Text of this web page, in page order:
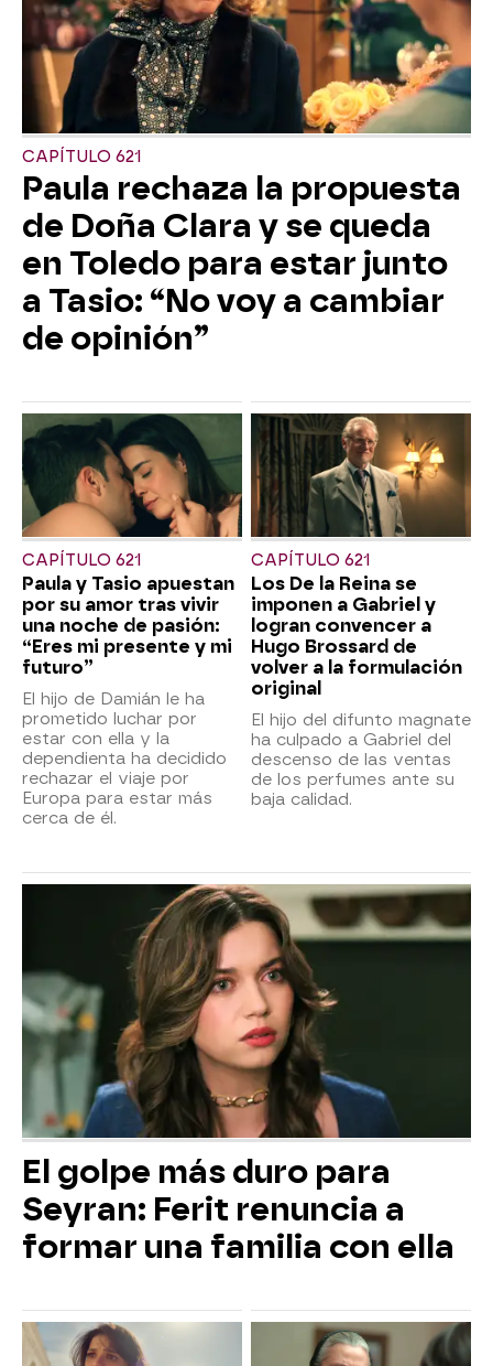
CAPÍTULO 621
Paula rechaza la propuesta
de Doña Clara y se queda
en Toledo para estar junto
a Tasio: “No voy a cambiar
de opinión”
CAPÍTULO 621
Paula y Tasio apuestan
por su amor tras vivir
una noche de pasión:
“Eres mi presente y mi
futuro”
El hijo de Damián le ha
prometido luchar por
estar con ella y la
dependienta ha decidido
rechazar el viaje por
Europa para estar más
cerca de él.
CAPÍTULO 621
Los De la Reina se
imponen a Gabriel y
logran convencer a
Hugo Brossard de
volver a la formulación
original
El hijo del difunto magnate
ha culpado a Gabriel del
descenso de las ventas
de los perfumes ante su
baja calidad.
El golpe más duro para
Seyran: Ferit renuncia a
formar una familia con ella